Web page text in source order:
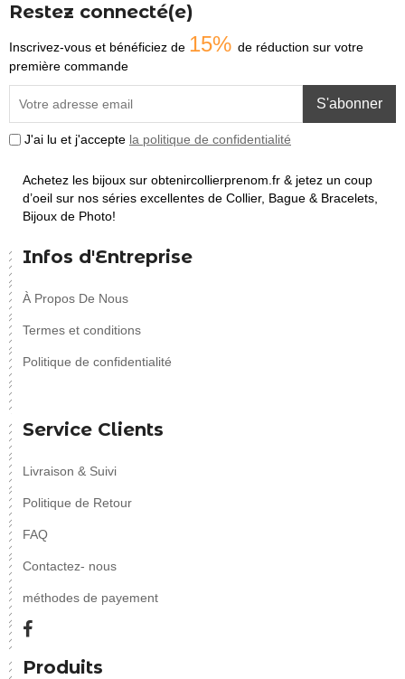
Restez connecté(e)
Inscrivez-vous et bénéficiez de 15% de réduction sur votre
première commande
S'abonner
J'ai lu et j'accepte la politique de confidentialité
Achetez les bijoux sur obtenircollierprenom.fr & jetez un coup
d’oeil sur nos séries excellentes de Collier, Bague & Bracelets,
Bijoux de Photo!
Infos d'Entreprise
À Propos De Nous
Termes et conditions
Politique de confidentialité
Service Clients
Livraison & Suivi
Politique de Retour
FAQ
Contactez- nous
méthodes de payement
Produits